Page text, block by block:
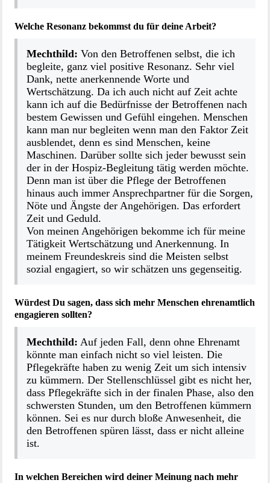
Welche Resonanz bekommst du für deine Arbeit?
Mechthild: Von den Betroffenen selbst, die ich
begleite, ganz viel positive Resonanz. Sehr viel
Dank, nette anerkennende Worte und
Wertschätzung. Da ich auch nicht auf Zeit achte
kann ich auf die Bedürfnisse der Betroffenen nach
bestem Gewissen und Gefühl eingehen. Menschen
kann man nur begleiten wenn man den Faktor Zeit
ausblendet, denn es sind Menschen, keine
Maschinen. Darüber sollte sich jeder bewusst sein
der in der Hospiz-Begleitung tätig werden möchte.
Denn man ist über die Pflege der Betroffenen
hinaus auch immer Ansprechpartner für die Sorgen,
Nöte und Ängste der Angehörigen. Das erfordert
Zeit und Geduld.
Von meinen Angehörigen bekomme ich für meine
Tätigkeit Wertschätzung und Anerkennung. In
meinem Freundeskreis sind die Meisten selbst
sozial engagiert, so wir schätzen uns gegenseitig.
Würdest Du sagen, dass sich mehr Menschen ehrenamtlich
engagieren sollten?
Mechthild: Auf jeden Fall, denn ohne Ehrenamt
könnte man einfach nicht so viel leisten. Die
Pflegekräfte haben zu wenig Zeit um sich intensiv
zu kümmern. Der Stellenschlüssel gibt es nicht her,
dass Pflegekräfte sich in der finalen Phase, also den
schwersten Stunden, um den Betroffenen kümmern
können. Sei es nur durch bloße Anwesenheit, die
den Betroffenen spüren lässt, dass er nicht alleine
ist.
In welchen Bereichen wird deiner Meinung nach mehr